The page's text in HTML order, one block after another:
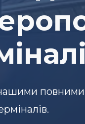
повними